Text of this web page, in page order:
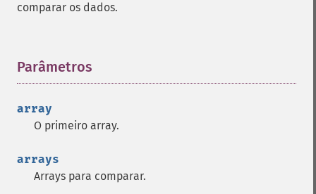
comparar os dados.
Parâmetros
array
O primeiro array.
arrays
Arrays para comparar.